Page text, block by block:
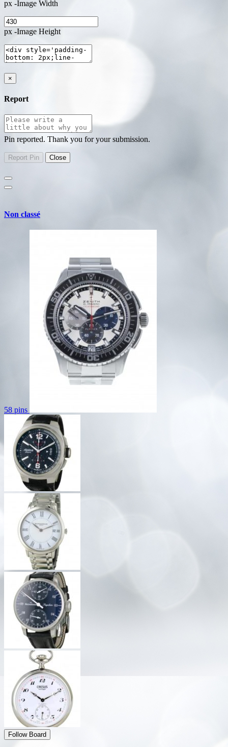
px -Image Width
px -Image Height
×
Report
Pin reported. Thank you for your submission.
Non classé
58 pins
Follow Board